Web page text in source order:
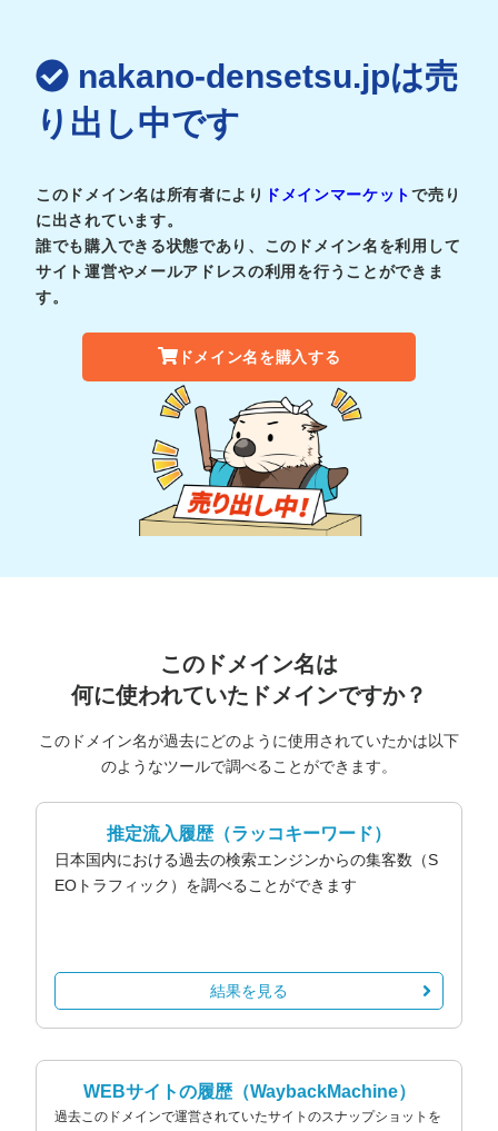
nakano-densetsu.jpは売
り出し中です
このドメイン名は所有者により ドメインマーケットで売り
に出されています。
誰でも購入できる状態であり、このドメイン名を利用して
サイト運営やメールアドレスの利用を行うことができま
す。
ドメイン名を購入する
このドメイン名は
何に使われていたドメインですか？
このドメイン名が過去にどのように使用されていたかは以下
のようなツールで調べることができます。
推定流入履歴（ラッコキーワード）
日本国内における過去の検索エンジンからの集客数（S
EOトラフィック）を調べることができます
結果を見る
WEBサイトの履歴（WaybackMachine）
過去このドメインで運営されていたサイトのスナップショットを